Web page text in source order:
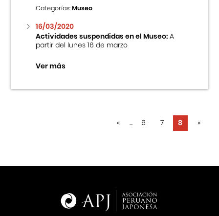
Categorías:Museo
16/03/2020
Actividades suspendidas en el Museo:A
partir del lunes 16 de marzo
Ver más
« ... 6 7 8 »